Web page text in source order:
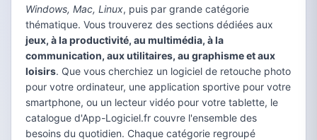
Windows, Mac, Linux, puis par grande catégorie
thématique. Vous trouverez des sections dédiées aux
jeux, à la productivité, au multimédia, à la
communication, aux utilitaires, au graphisme et aux
loisirs. Que vous cherchiez un logiciel de retouche photo
pour votre ordinateur, une application sportive pour votre
smartphone, ou un lecteur vidéo pour votre tablette, le
catalogue d'App-Logiciel.fr couvre l'ensemble des
besoins du quotidien. Chaque catégorie regroupé